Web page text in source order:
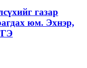
газар
юм. Эхнэр,